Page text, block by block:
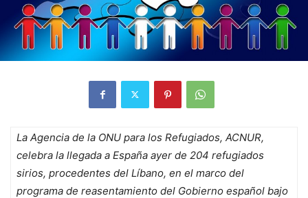
La Agencia de la ONU para los Refugiados, ACNUR,
celebra la llegada a España ayer de 204 refugiados
sirios, procedentes del Líbano, en el marco del
programa de reasentamiento del Gobierno español bajo